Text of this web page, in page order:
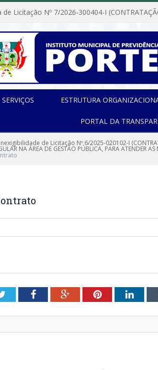
SERVIÇOS ESTRUTURA
PORTAL DA
Inexigibilidade de Licitação Nº 6/2025-020102-I
NA ÁREA DE GESTÃO PÚBLICA, PARA ATENDER
TwitterFacebookGoogle+Pinterest